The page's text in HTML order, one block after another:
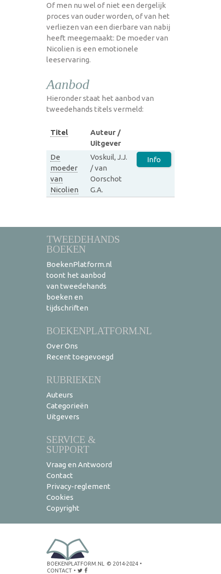
Of men nu wel of niet een dergelijk
proces van ouder worden, of van het
verliezen van een dierbare van nabij
heeft meegemaakt: De moeder van
Nicolien is een emotionele
leeservaring.
Aanbod
Hieronder staat het aanbod van
tweedehands titels vermeld:
Titel
Auteur /
Uitgever
De
moeder
van
Nicolien
Voskuil, J.J.
/ van
Oorschot
G.A.
Info
TWEEDEHANDS
BOEKEN
BoekenPlatform.nl
toont het aanbod
van tweedehands
boeken en
tijdschriften
BOEKENPLATFORM.NL
Over Ons
Recent toegevoegd
RUBRIEKEN
Auteurs
Categorieën
Uitgevers
SERVICE &
SUPPORT
Vraag en Antwoord
Contact
Privacy-reglement
Cookies
Copyright
BOEKENPLATFORM.NL © 2014-2024 •
CONTACT •